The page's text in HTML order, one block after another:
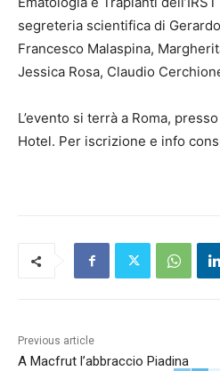
segreteria scientifica di
Francesco Malaspina,
Jessica Rosa, Claudio
L’evento si terrà a Roma,
Hotel. Per iscrizione e info
Previous article
A Macfrut l’abbraccio Piadina